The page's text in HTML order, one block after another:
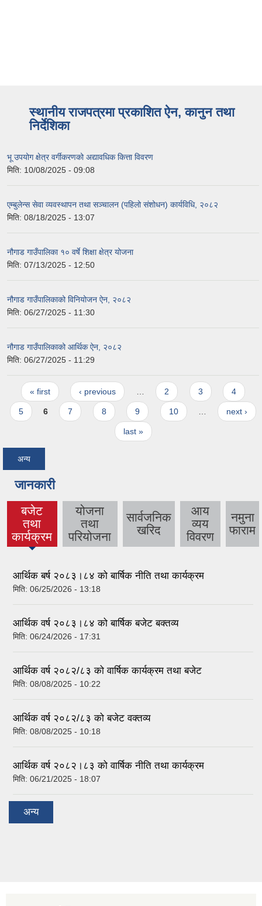
स्थानीय राजपत्रमा प्रकाशित ऐन, कानुन तथा
निर्देशिका
भू उपयोग क्षेत्र वर्गीकरणको अद्यावधिक कित्ता विवरण
मिति: 10/08/2025 - 09:08
एम्बुलेन्स सेवा व्यवस्थापन तथा सञ्चालन (पहिलो संशोधन) कार्यविधि, २०८२
मिति: 08/18/2025 - 13:07
नौगाड गाउँपालिका १० वर्षे शिक्षा क्षेत्र योजना
मिति: 07/13/2025 - 12:50
नौगाड गाउँपालिकाको विनियोजन ऐन, २०८२
मिति: 06/27/2025 - 11:30
नौगाड गाउँपालिकाको आर्थिक ऐन, २०८२
मिति: 06/27/2025 - 11:29
Pages
« first ‹ previous 2 3 4
5 6 7 8 9 10 next ›
last »
अन्य
जानकारी
बजेट
तथा
कार्यक्रम
(active
tab)
योजना
तथा
परियोजना
सार्वजनिक
खरिद
आय
व्यय
विवरण
नमुना
फाराम
आर्थिक बर्ष २०८३।८४ को बार्षिक नीति तथा कार्यक्रम
मिति: 06/25/2026 - 13:18
आर्थिक वर्ष २०८३।८४ को बार्षिक बजेट बक्तव्य
मिति: 06/24/2026 - 17:31
आर्थिक वर्ष २०८२/८३ को वार्षिक कार्यक्रम तथा बजेट
मिति: 08/08/2025 - 10:22
आर्थिक वर्ष २०८२/८३ को बजेट वक्तव्य
मिति: 08/08/2025 - 10:18
आर्थिक वर्ष २०८२।८३ को वार्षिक नीति तथा कार्यक्रम
मिति: 06/21/2025 - 18:07
अन्य